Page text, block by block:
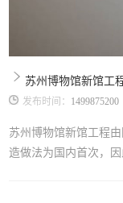
限公司完成，总承包
程专业分包由苏州华
包括：玻璃幕墙、金
苏州博物馆新馆工
发布时间： 1499875200
苏州博物馆新馆工程
造做法为国内首次，